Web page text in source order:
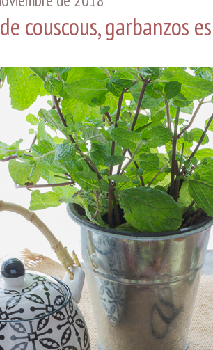
couscous, garbanzos